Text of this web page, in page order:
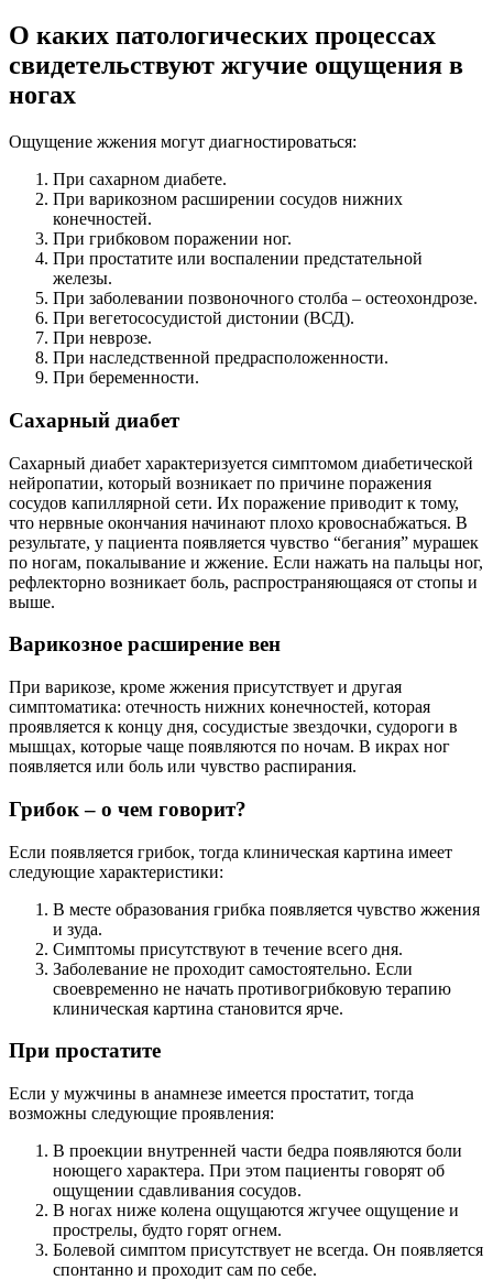
О каких патологических процессах
свидетельствуют жгучие ощущения в
ногах
Ощущение жжения могут диагностироваться:
При сахарном диабете.
При варикозном расширении сосудов нижних
конечностей.
При грибковом поражении ног.
При простатите или воспалении предстательной
железы.
При заболевании позвоночного столба – остеохондрозе.
При вегетососудистой дистонии (ВСД).
При неврозе.
При наследственной предрасположенности.
При беременности.
Сахарный диабет
Сахарный диабет характеризуется симптомом диабетической
нейропатии, который возникает по причине поражения
сосудов капиллярной сети. Их поражение приводит к тому,
что нервные окончания начинают плохо кровоснабжаться. В
результате, у пациента появляется чувство “бегания” мурашек
по ногам, покалывание и жжение. Если нажать на пальцы ног,
рефлекторно возникает боль, распространяющаяся от стопы и
выше.
Варикозное расширение вен
При варикозе, кроме жжения присутствует и другая
симптоматика: отечность нижних конечностей, которая
проявляется к концу дня, сосудистые звездочки, судороги в
мышцах, которые чаще появляются по ночам. В икрах ног
появляется или боль или чувство распирания.
Грибок – о чем говорит?
Если появляется грибок, тогда клиническая картина имеет
следующие характеристики:
В месте образования грибка появляется чувство жжения
и зуда.
Симптомы присутствуют в течение всего дня.
Заболевание не проходит самостоятельно. Если
своевременно не начать противогрибковую терапию
клиническая картина становится ярче.
При простатите
Если у мужчины в анамнезе имеется простатит, тогда
возможны следующие проявления:
В проекции внутренней части бедра появляются боли
ноющего характера. При этом пациенты говорят об
ощущении сдавливания сосудов.
В ногах ниже колена ощущаются жгучее ощущение и
прострелы, будто горят огнем.
Болевой симптом присутствует не всегда. Он появляется
спонтанно и проходит сам по себе.